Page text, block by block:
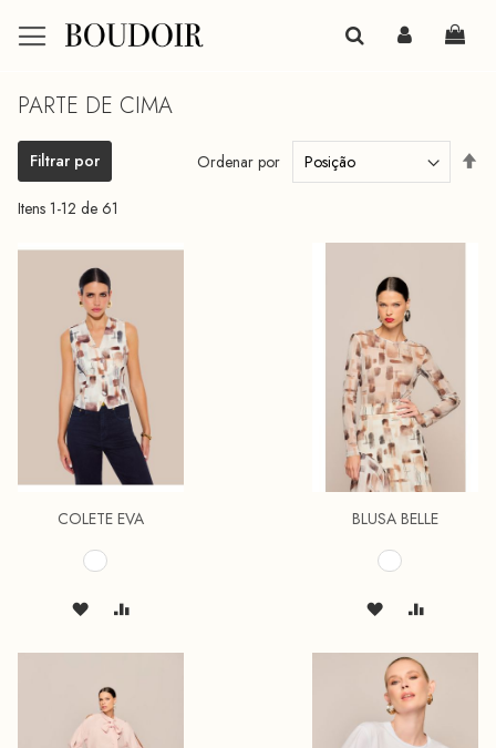
PARTE DE CIMA
Itens 1-12 de 61
Ordenar por
COLETE EVA BLUSA BELLE
Filtrar por